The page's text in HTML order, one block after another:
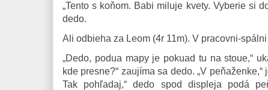
„Tento s koňom. Babi miluje kvety. Vyberie si
dedo.
Ali odbieha za Leom (4r 11m). V pracovni-
„Dedo, podua mapy je pokuad tu na stoue,“
kde presne?“ zaujíma sa dedo. „V peňaženke,“
Tak pohľadaj,“ dedo spod displeja podá